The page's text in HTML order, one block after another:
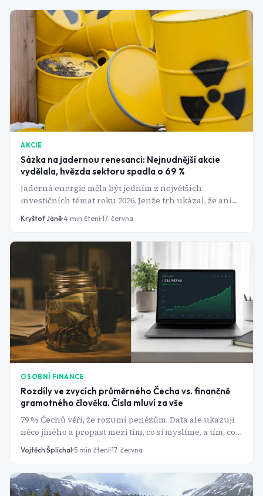
AKCIE
Sázka na jadernou renesanci: Nejnudnější akcie
vydělala, hvězda sektoru spadla o 69 %
Jaderná energie měla být jedním z největších
investičních témat roku 2026. Jenže trh ukázal, že ani
megatrend postavený na AI nezaručuje růst akcií. Tři
akcie spojené s jadernou renesancí se během několika
investorům, že mezi atraktivitou a dobrou investicí
bývá často propastný rozdíl.
Kryštof Jáně 4 min čtení 17. června
OSOBNÍ FINANCE
Rozdíly ve zvycích průměrného Čecha vs. finančně
gramotného člověka. Čísla mluví za vše
79 % Čechů věří, že rozumí penězům. Data ale ukazují
něco jiného a propast mezi tím, co si myslíme, a tím, co
skutečně děláme, nás ročně stojí tisíce korun.
Vojtěch Šplíchal 5 min čtení 17. června